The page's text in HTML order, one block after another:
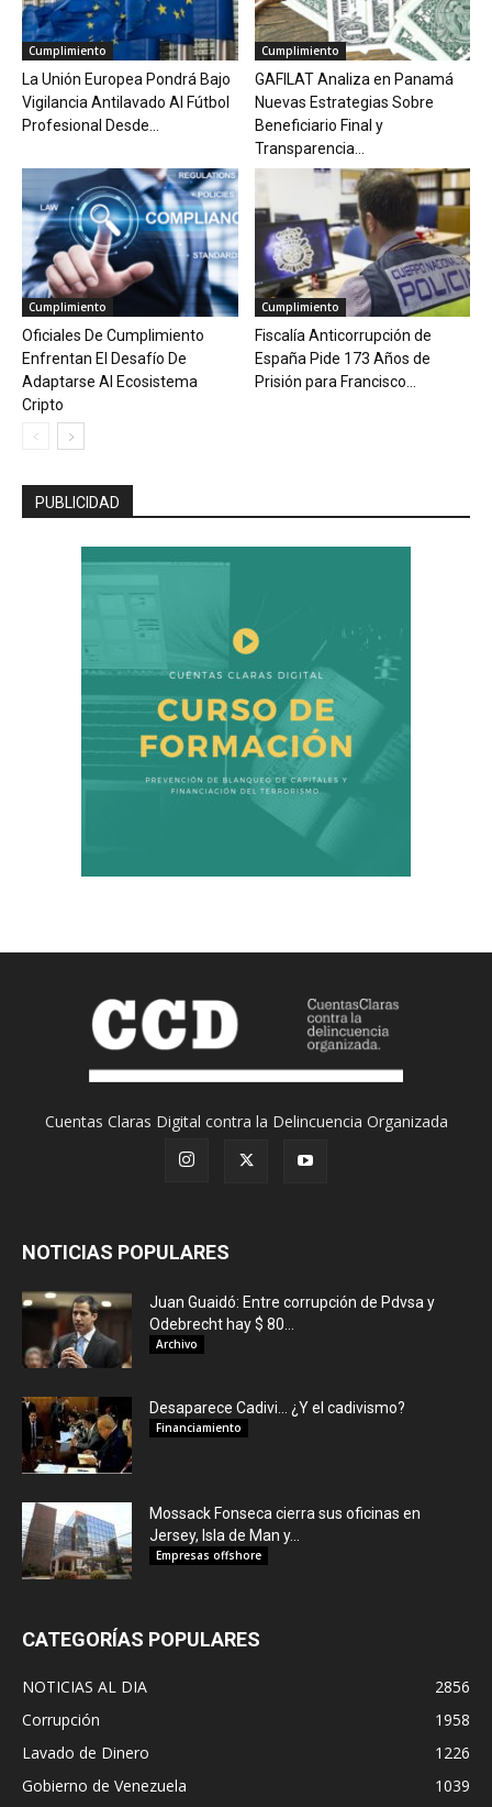
Cumplimiento
La Unión Europea Pondrá Bajo
Vigilancia Antilavado Al Fútbol
Profesional Desde...
Cumplimiento
GAFILAT Analiza en Panamá
Nuevas Estrategias Sobre
Beneficiario Final y
Transparencia...
Cumplimiento
Oficiales De Cumplimiento
Enfrentan El Desafío De
Adaptarse Al Ecosistema
Cripto
Cumplimiento
Fiscalía Anticorrupción de
España Pide 173 Años de
Prisión para Francisco...
PUBLICIDAD
Cuentas Claras Digital contra la Delincuencia Organizada
NOTICIAS POPULARES
Juan Guaidó: Entre corrupción de Pdvsa y
Odebrecht hay $ 80...
Archivo
Desaparece Cadivi… ¿Y el cadivismo?
Financiamiento
Mossack Fonseca cierra sus oficinas en
Jersey, Isla de Man y...
Empresas offshore
CATEGORÍAS POPULARES
NOTICIAS AL DIA
2856
Corrupción
1958
Lavado de Dinero
1226
Gobierno de Venezuela
1039